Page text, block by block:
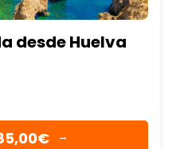
desde Huelva
→